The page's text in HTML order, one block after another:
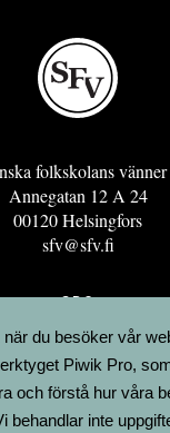
folkskolans
Annegatan 12 A 24
00120 Helsingfors
sfv@sfv.fi
GRO
MINNESRUNOR.FI
LÄGENHETER
du besöker vår
Piwik Pro,
och förstå hur våra
behandlar inte